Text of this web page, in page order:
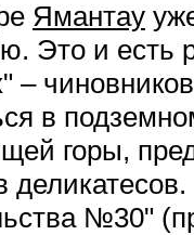
Ямантау
Это и есть
–
в
горы,
деликатесов.
№30"